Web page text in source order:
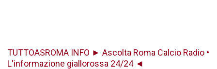
TUTTOASROMA INFO ► Ascolta Roma Calcio Radio •
L'informazione giallorossa 24/24 ◄